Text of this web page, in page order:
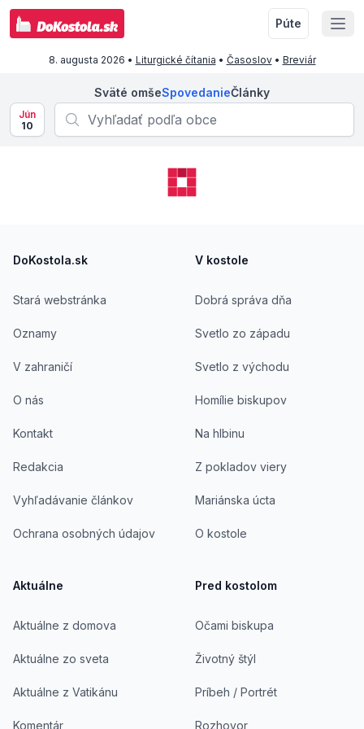
Púte
8. augusta 2026 • Liturgické čítania • Časoslov• Breviár
Sväté omšeSpovedanieČlánky
Jún
10
DoKostola.sk
Stará webstránka
Oznamy
V zahraničí
O nás
Kontakt
Redakcia
Vyhľadávanie článkov
Ochrana osobných údajov
Aktuálne
Aktuálne z domova
Aktuálne zo sveta
Aktuálne z Vatikánu
Komentár
V kostole
Dobrá správa dňa
Svetlo zo západu
Svetlo z východu
Homílie biskupov
Na hlbinu
Z pokladov viery
Mariánska úcta
O kostole
Pred kostolom
Očami biskupa
Životný štýl
Príbeh / Portrét
Rozhovor